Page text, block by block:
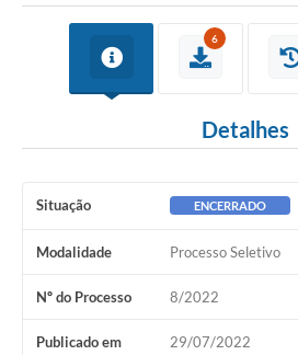
6
Detalhes
Situação ENCERRADO
Modalidade Processo Seletivo
Nº do Processo 8/2022
Publicado em 29/07/2022